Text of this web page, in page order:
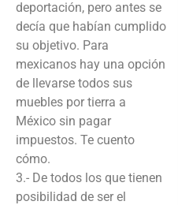
deportación, pero antes se
decía que habían cumplido
su objetivo. Para
mexicanos hay una opción
de llevarse todos sus
muebles por tierra a
México sin pagar
impuestos. Te cuento
cómo.
3.- De todos los que tienen
posibilidad de ser el